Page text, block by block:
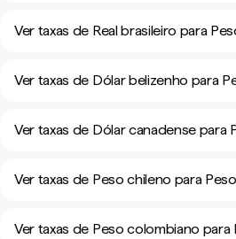
Ver taxas de Real brasileiro para
Ver taxas de Dólar belizenho para
Ver taxas de Dólar canadense para
Ver taxas de Peso chileno para
Ver taxas de Peso colombiano